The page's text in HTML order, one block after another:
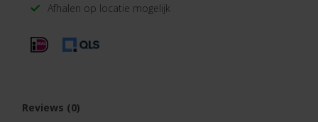
Afhalen op locatie mogelijk
Reviews (0)